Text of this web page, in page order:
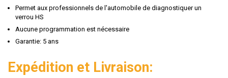
Permet aux professionnels de l'automobile de diagnostiquer un
verrou HS
Aucune programmation est nécessaire
Garantie: 5 ans
Expédition et Livraison: